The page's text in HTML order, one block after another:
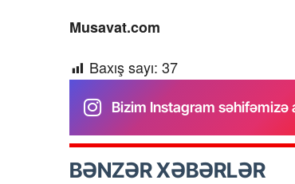
Musavat.com
Baxış sayı: 37
Bizim Instagram səhifəmizə
BƏNZƏR XƏBƏRLƏR